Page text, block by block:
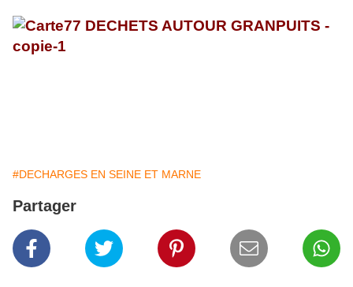
#DECHARGES EN SEINE ET MARNE
Partager